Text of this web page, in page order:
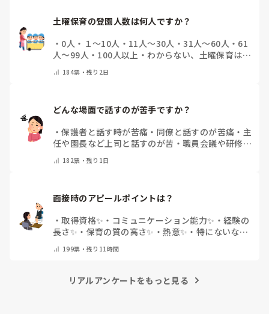
土曜保育の登園人数は何人ですか？
・ 0人 ・ １～10人 ・ 11人～30人 ・31人～60人 ・ 61
人～99人 ・ 100人以上 ・ わからない、土曜保育はな
184票・残り2日
どんな場面で話すのが苦手ですか？
・保護者と話す時が苦痛 ・ 同僚と話すのが苦痛 ・ 主
任や園長など上司と話すのが苦 ・ 職員会議や研修場
他(コメントで教えてください)
182票・残り1日
面接時のアピールポイントは？
・取得資格✨ ・ コミュニケーション能力✨ ・ 経験の
長さ✨ ・ 保育の質の高さ✨ ・熱意✨ ・ 特にないな・
199票・残り11時間
リアルアンケートをもっと見る